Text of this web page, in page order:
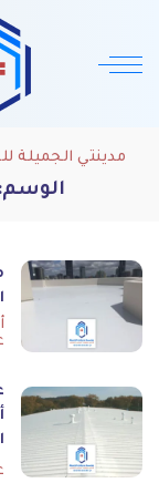
مدينتي الجميلة
الوسم: